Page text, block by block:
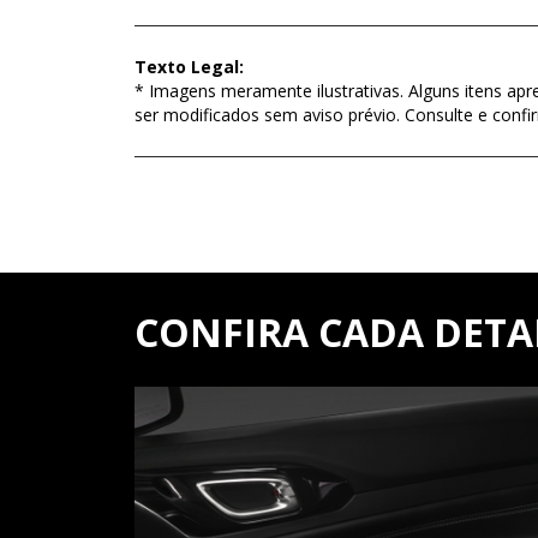
Texto Legal:
* Imagens meramente ilustrativas. Alguns itens
ser modificados sem aviso prévio. Consulte e
CONFIRA CADA